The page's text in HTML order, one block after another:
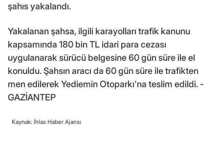
şahıs yakalandı.
Yakalanan şahsa, ilgili karayolları trafik kanunu
kapsamında 180 bin TL idari para cezası
uygulanarak sürücü belgesine 60 gün süre ile el
konuldu. Şahsın aracı da 60 gün süre ile trafikten
men edilerek Yediemin Otoparkı'na teslim edildi. -
GAZİANTEP
Kaynak: İhlas Haber Ajansı